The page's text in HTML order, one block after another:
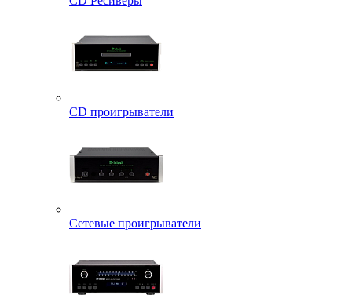
CD проигрыватели
Сетевые проигрыватели